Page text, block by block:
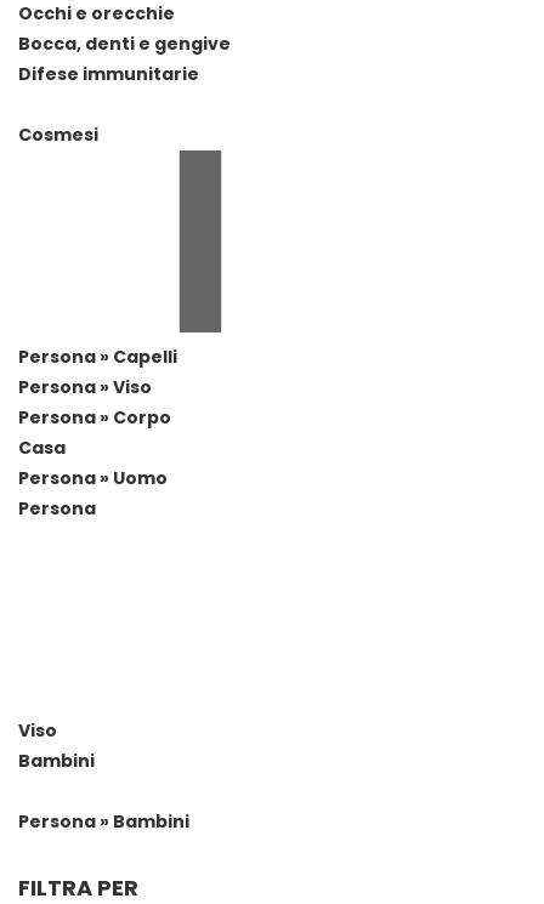
Occhi e orecchie
Bocca, denti e gengive
Difese immunitarie
Cosmesi
Persona » Capelli
Persona » Viso
Persona » Corpo
Casa
Persona » Uomo
Persona
Viso
Bambini
Persona » Bambini
FILTRA PER